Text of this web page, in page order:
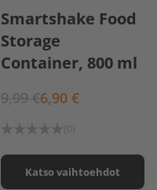
Deep Rose
Black
Smartshake Food
Storage
Container, 800 ml
9,99 €6,90 €
Katso vaihtoehdot